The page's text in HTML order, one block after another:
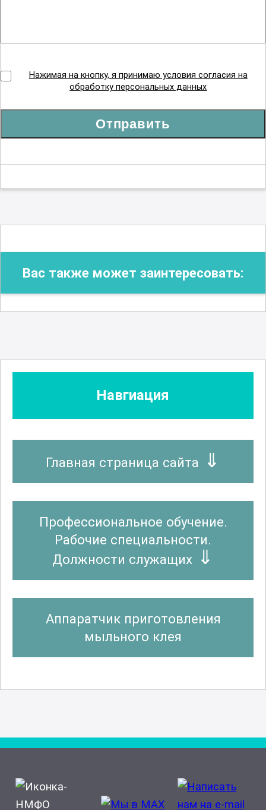
Нажимая на кнопку, я принимаю условия согласия на
обработку персональных данных
Отправить
Вас также может заинтересовать:
Навгиация
Главная страница сайта
Профессиональное обучение.
Рабочие специальности.
Должности служащих
Аппаратчик приготовления
мыльного клея